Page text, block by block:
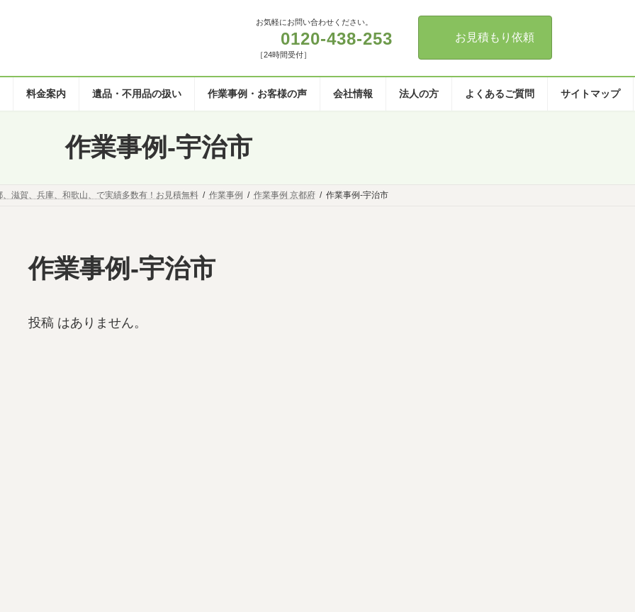
お気軽にお問い合わせください。
0120-438-253
［24時間受付］
お見積もり依頼
料金案内 遺品・不用品の扱い 作業事例・お客様の声 会社情報 法人の方 よくあるご質問 サイトマップ
作業事例-宇治市
滋賀、兵庫、和歌山、で実績多数有！お見積無料 作業事例 作業事例 京都府 作業事例-宇治市
作業事例-宇治市
投稿 はありません。